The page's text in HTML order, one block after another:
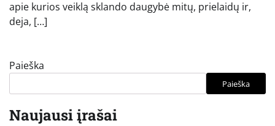
apie kurios veiklą sklando daugybė mitų, prielaidų ir,
deja, […]
Paieška
Paieška
Naujausi įrašai